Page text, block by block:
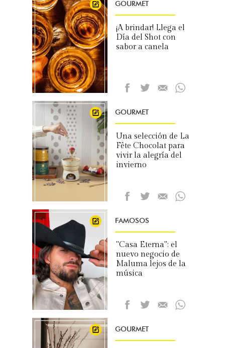
GOURMET
¡A brindar! Llega el
Día del Shot con
sabor a canela
GOURMET
Una selección de La
Fête Chocolat para
vivir la alegría del
invierno
FAMOSOS
"Casa Eterna": el
nuevo negocio de
Maluma lejos de la
música
GOURMET